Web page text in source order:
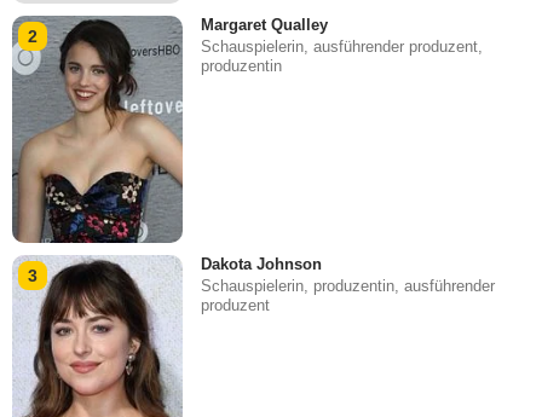
2
Margaret Qualley
Schauspielerin, ausführender produzent,
produzentin
3
Dakota Johnson
Schauspielerin, produzentin, ausführender
produzent